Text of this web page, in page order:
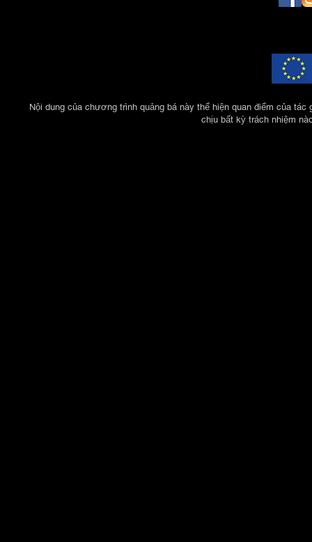
Nội dung của chương trình quảng bá này thể hiện quan điểm của
chịu bất kỳ trách nhiệm